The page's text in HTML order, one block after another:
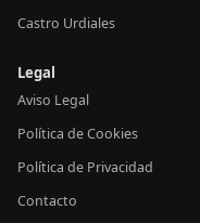
Castro Urdiales
Legal
Aviso Legal
Política de Cookies
Política de Privacidad
Contacto